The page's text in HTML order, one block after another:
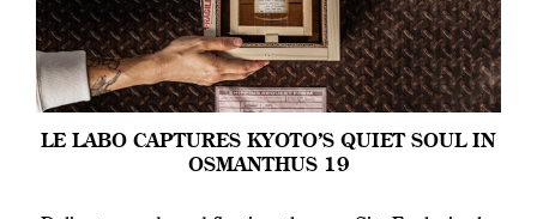
LE LABO CAPTURES KYOTO’S QUIET SOUL IN
OSMANTHUS 19